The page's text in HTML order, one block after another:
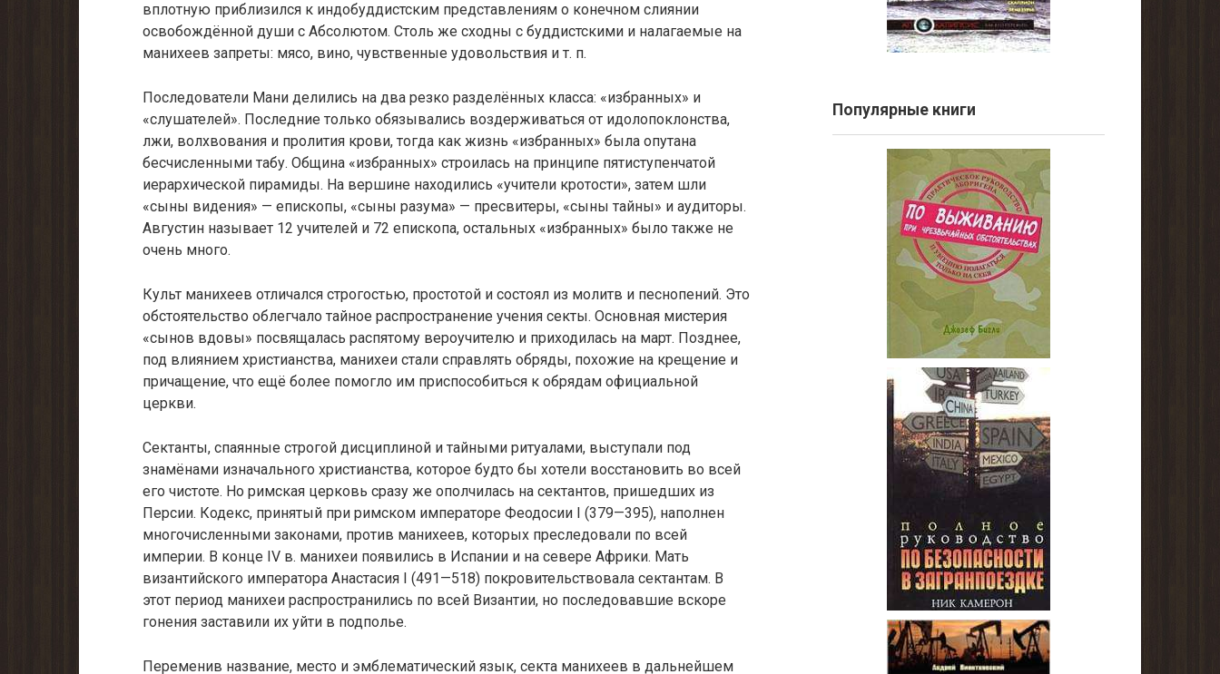
вплотную приблизился к индобуддистским представлениям о конечном слиянии
освобождённой души с Абсолютом. Столь же сходны с буддистскими и налагаемые на
манихеев запреты: мясо, вино, чувственные удовольствия и т. п.
Последователи Мани делились на два резко разделённых класса: «избранных» и
«слушателей». Последние только обязывались воздерживаться от идолопоклонства,
лжи, волхвования и пролития крови, тогда как жизнь «избранных» была опутана
бесчисленными табу. Община «избранных» строилась на принципе пятиступенчатой
иерархической пирамиды. На вершине находились «учители кротости», затем шли
«сыны видения» — епископы, «сыны разума» — пресвитеры, «сыны тайны» и аудиторы.
Августин называет 12 учителей и 72 епископа, остальных «избранных» было также не
очень много.
Культ манихеев отличался строгостью, простотой и состоял из молитв и песнопений. Это
обстоятельство облегчало тайное распространение учения секты. Основная мистерия
«сынов вдовы» посвящалась распятому вероучителю и приходилась на март. Позднее,
под влиянием христианства, манихеи стали справлять обряды, похожие на крещение и
причащение, что ещё более помогло им приспособиться к обрядам официальной
церкви.
Сектанты, спаянные строгой дисциплиной и тайными ритуалами, выступали под
знамёнами изначального христианства, которое будто бы хотели восстановить во всей
его чистоте. Но римская церковь сразу же ополчилась на сектантов, пришедших из
Персии. Кодекс, принятый при римском императоре Феодосии I (379—395), наполнен
многочисленными законами, против манихеев, которых преследовали по всей
империи. В конце IV в. манихеи появились в Испании и на севере Африки. Мать
византийского императора Анастасия I (491—518) покровительствовала сектантам. В
этот период манихеи распространились по всей Византии, но последовавшие вскоре
гонения заставили их уйти в подполье.
Переменив название, место и эмблематический язык, секта манихеев в дальнейшем
Популярные книги